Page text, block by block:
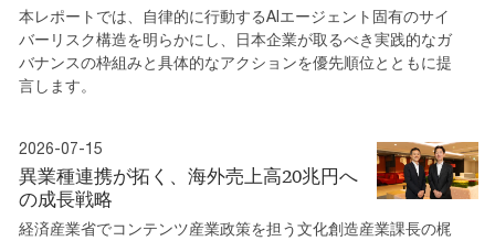
本レポートでは、自律的に行動するAIエージェント固有のサイ
バーリスク構造を明らかにし、日本企業が取るべき実践的なガ
バナンスの枠組みと具体的なアクションを優先順位とともに提
言します。
2026-07-15
異業種連携が拓く、海外売上高20兆円へ
の成長戦略
経済産業省でコンテンツ産業政策を担う文化創造産業課長の梶